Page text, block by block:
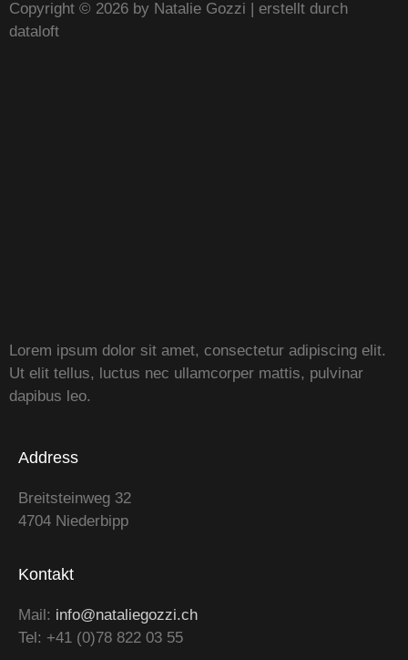
Copyright © 2026 by Natalie Gozzi | erstellt durch
dataloft
Lorem ipsum dolor sit amet, consectetur adipiscing elit.
Ut elit tellus, luctus nec ullamcorper mattis, pulvinar
dapibus leo.
Address
Breitsteinweg 32
4704 Niederbipp
Kontakt
Mail: info@nataliegozzi.ch
Tel: +41 (0)78 822 03 55